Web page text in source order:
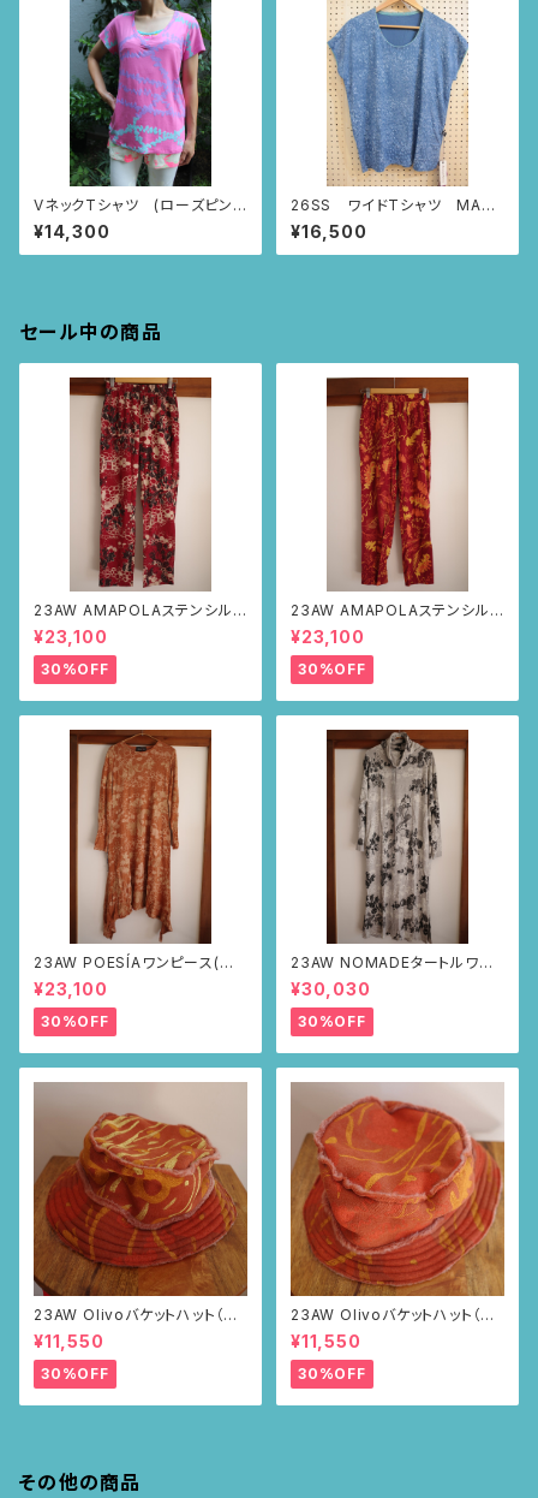
VネックTシャツ (ローズピン
ク/ツタ柄)
¥14,300
26SS ワイドTシャツ MAR
BUDDHA (スモーキーブルー/
Sサイズ)
¥16,500
セール中の商品
23AW AMAPOLAステンシルパ
ンツ(ボルドー・サボテンの山道
柄)
¥23,100
30%OFF
23AW AMAPOLAステンシルパ
ンツ(ボルドー・リーフ柄)
¥23,100
30%OFF
23AW POESÍAワンピース(ブラ
ウン・サボテンの山道柄)
¥23,100
30%OFF
23AW NOMADEタートルワン
ピース(メランジグレー・サボテ
ンの山道柄)
¥30,030
30%OFF
23AW Olivoバケットハット（ブ
ラウン・ポピー柄）
¥11,550
30%OFF
23AW Olivoバケットハット（ブ
ラウン・ポピー柄）
¥11,550
30%OFF
その他の商品